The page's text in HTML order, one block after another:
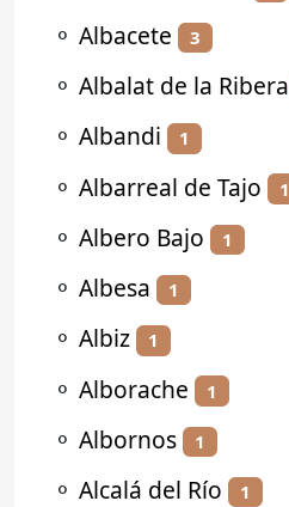
⚬ Albacete 3
⚬ Albalat de la Ribera
⚬ Albandi 1
⚬ Albarreal de Tajo 1
⚬ Albero Bajo 1
⚬ Albesa 1
⚬ Albiz 1
⚬ Alborache 1
⚬ Albornos 1
⚬ Alcalá del Río 1